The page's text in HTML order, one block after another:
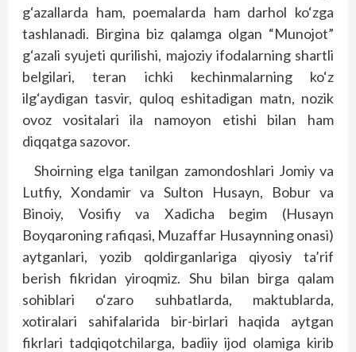
g‘azallarda ham, poemalarda ham darhol ko‘zga
tashlanadi. Birgina biz qalamga olgan “Munojot”
g‘azali syujeti qurilishi, majoziy ifodalarning shartli
belgilari, teran ichki kechinmalarning ko‘z
ilg‘aydigan tasvir, quloq eshitadigan matn, nozik
ovoz vositalari ila namoyon etishi bilan ham
diqqatga sazovor.
Shoirning elga tanilgan zamondoshlari Jomiy va
Lutfiy, Xondamir va Sulton Husayn, Bobur va
Binoiy, Vosifiy va Xadicha begim (Husayn
Boyqaroning rafiqasi, Muzaffar Husaynning onasi)
aytganlari, yozib qoldirganlariga qiyosiy ta’rif
berish fikridan yiroqmiz. Shu bilan birga qalam
sohiblari o‘zaro suhbatlarda, maktublarda,
xotiralari sahifalarida bir-birlari haqida aytgan
fikrlari tadqiqotchilarga, badiiy ijod olamiga kirib